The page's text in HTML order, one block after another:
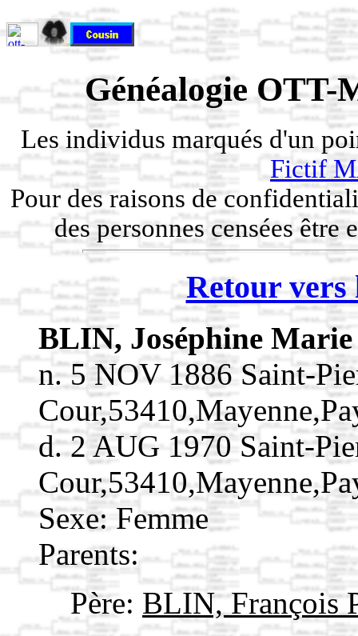
Généalogie OTT-
Les individus marqués d'un
Fictif
Pour des raisons de
des personnes censées
Retour vers
BLIN, Joséphine
n. 5 NOV 1886 Saint-
d. 2 AUG 1970 Saint-
Sexe: Femme
Parents:
Père: BLIN, François